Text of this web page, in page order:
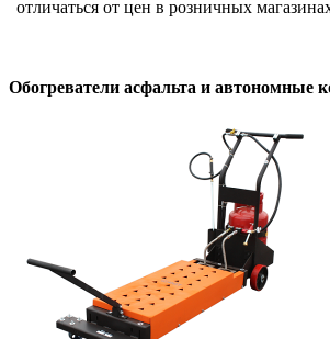
отличаться от цен в розничных
Обогреватели асфальта и автономные